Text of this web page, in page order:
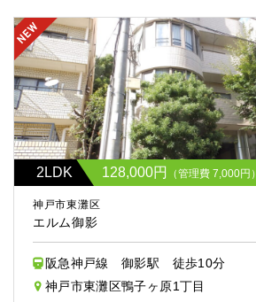
2LDK 128,000円 （管理費 7,000円）
神戸市東灘区
エルム御影
阪急神戸線 御影駅 徒歩10分
神戸市東灘区鴨子ヶ原1丁目